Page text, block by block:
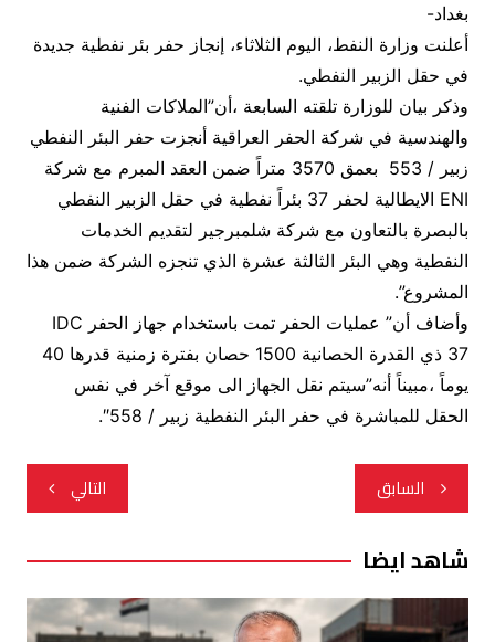
بغداد-
أعلنت وزارة النفط، اليوم الثلاثاء، إنجاز حفر بئر نفطية جديدة
في حقل الزبير النفطي.
وذكر بيان للوزارة تلقته السابعة ،أن”الملاكات الفنية
والهندسية في شركة الحفر العراقية أنجزت حفر البئر النفطي
زبير / 553 بعمق 3570 متراً ضمن العقد المبرم مع شركة
ENI الايطالية لحفر 37 بئراً نفطية في حقل الزبير النفطي
بالبصرة بالتعاون مع شركة شلمبرجير لتقديم الخدمات
النفطية وهي البئر الثالثة عشرة الذي تنجزه الشركة ضمن هذا
المشروع”.
وأضاف أن” عمليات الحفر تمت باستخدام جهاز الحفر IDC
37 ذي القدرة الحصانية 1500 حصان بفترة زمنية قدرها 40
يوماً ،مبيناً أنه”سيتم نقل الجهاز الى موقع آخر في نفس
الحقل للمباشرة في حفر البئر النفطية زبير / 558″.
تصفّح
المقالات
السابق التالي
شاهد ايضا